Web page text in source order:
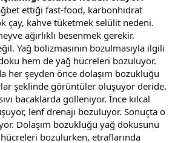
ettiği fast-food, karbonhidrat
çay, kahve tüketmek selülit nedeni.
ağırlıklı besenmek gerekir.
Yağ bolizmasının bozulmasıyla ilgili
hem de yağ hücreleri bozuluyor.
her şeyden önce dolaşım bozukluğu
şeklinde görüntüler oluşuyor deride.
bacaklarda gölleniyor. İnce kılcal
lenf drenajı bozuluyor. Sonuçta o
Dolaşım bozukluğu yağ dokusunu
bozulurken, etraflarında